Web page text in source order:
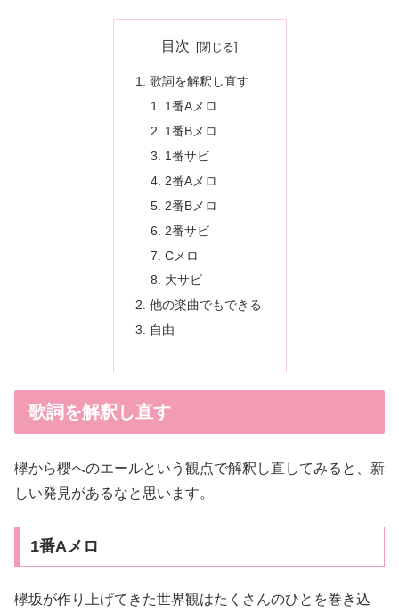
目次
歌詞を解釈し直す
1番Aメロ
1番Bメロ
1番サビ
2番Aメロ
2番Bメロ
2番サビ
Cメロ
大サビ
他の楽曲でもできる
自由
歌詞を解釈し直す
欅から櫻へのエールという観点で解釈し直してみると、新
しい発見があるなと思います。
1番Aメロ
欅坂が作り上げてきた世界観はたくさんのひとを巻き込